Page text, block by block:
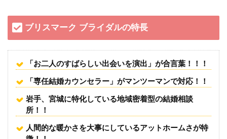
ブリスマーク ブライダルの特長
「お二人のすばらしい出会いを演出」が合言葉！！！
「専任結婚カウンセラー」がマンツーマンで対応！！
岩手、宮城に特化している地域密着型の結婚相談
所！！
人間的な暖かさを大事にしているアットホームさが特